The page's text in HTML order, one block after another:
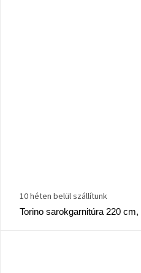
Torino sarokgarnitúra 220 cm,
10 héten belül szállítunk